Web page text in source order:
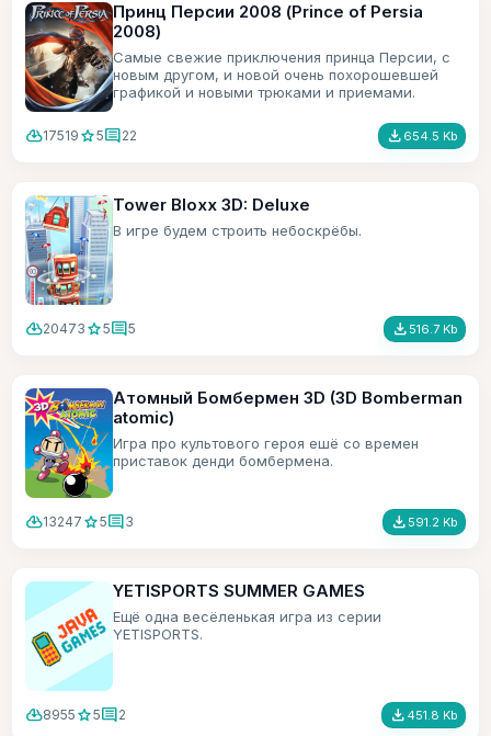
Принц Персии 2008 (Prince of Persia
2008)
Самые свежие приключения принца Персии, с
новым другом, и новой очень похорошевшей
графикой и новыми трюками и приемами.
cloud_download17519 star5comment22 file_download 654.5 Kb
Tower Bloxx 3D: Deluxe
В игре будем строить небоскрёбы.
cloud_download20473 star5comment5 file_download 516.7 Kb
Атомный Бомбермен 3D (3D Bomberman
atomic)
Игра про культового героя ешё со времен
приставок денди бомбермена.
cloud_download13247 star5comment3 file_download 591.2 Kb
YETISPORTS SUMMER GAMES
Ещё одна весёленькая игра из серии
YETISPORTS.
cloud_download8955 star5comment2 file_download 451.8 Kb